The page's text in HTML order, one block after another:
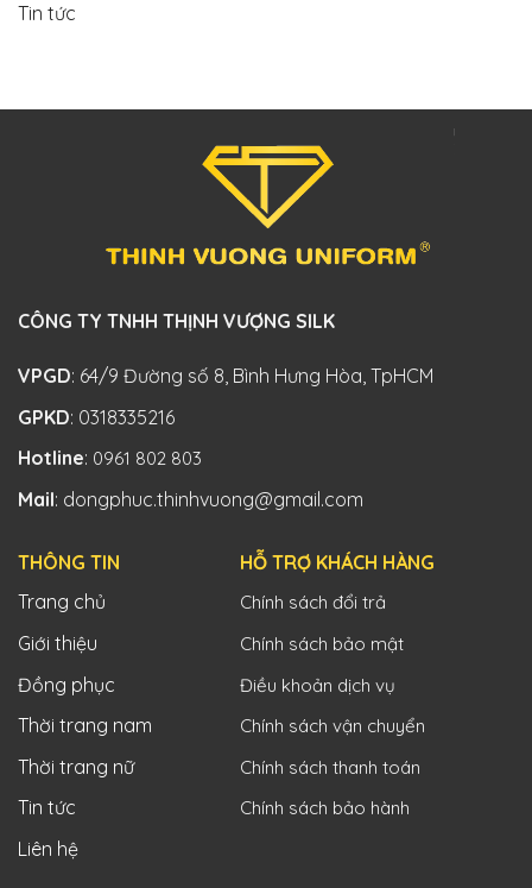
Tin tức
CÔNG TY TNHH THỊNH VƯỢNG SILK
VPGD: 64/9 Đường số 8, Bình Hưng Hòa, TpHCM
GPKD: 0318335216
Hotline: 0961 802 803
Mail: dongphuc.thinhvuong@gmail.com
THÔNG TIN
Trang chủ
Giới thiệu
Đồng phục
Thời trang nam
Thời trang nữ
Tin tức
Liên hệ
HỖ TRỢ KHÁCH HÀNG
Chính sách đổi trả
Chính sách bảo mật
Điều khoản dịch vụ
Chính sách vận chuyển
Chính sách thanh toán
Chính sách bảo hành